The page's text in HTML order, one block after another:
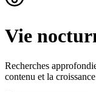
Vie
Recherches
contenu et la